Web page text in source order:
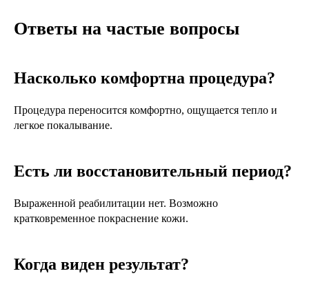
Ответы на частые вопросы
Насколько комфортна процедура?
Процедура переносится комфортно, ощущается тепло и
легкое покалывание.
Есть ли восстановительный период?
Выраженной реабилитации нет. Возможно
кратковременное покраснение кожи.
Когда виден результат?